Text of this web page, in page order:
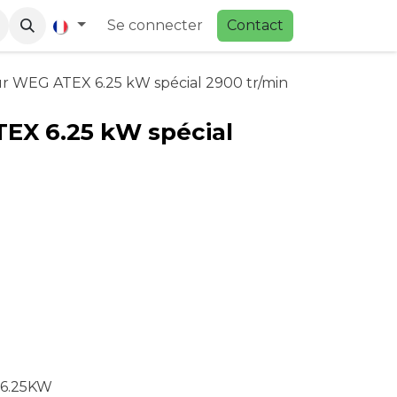
Se connecter Contact
WEG ATEX 6.25 kW spécial 2900 tr/min
6.25 kW spécial